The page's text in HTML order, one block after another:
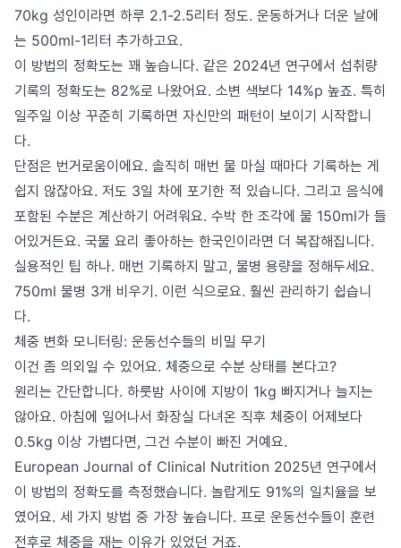
70kg 성인이라면 하루 2.1-2.5리터 정도. 운동하거나 더운 날에
는 500ml-1리터 추가하고요.
이 방법의 정확도는 꽤 높습니다. 같은 2024년 연구에서 섭취량
기록의 정확도는 82%로 나왔어요. 소변 색보다 14%p 높죠. 특히
일주일 이상 꾸준히 기록하면 자신만의 패턴이 보이기 시작합니
다.
단점은 번거로움이에요. 솔직히 매번 물 마실 때마다 기록하는 게
쉽지 않잖아요. 저도 3일 차에 포기한 적 있습니다. 그리고 음식에
포함된 수분은 계산하기 어려워요. 수박 한 조각에 물 150ml가 들
어있거든요. 국물 요리 좋아하는 한국인이라면 더 복잡해집니다.
실용적인 팁 하나. 매번 기록하지 말고, 물병 용량을 정해두세요.
750ml 물병 3개 비우기. 이런 식으로요. 훨씬 관리하기 쉽습니
다.
체중 변화 모니터링: 운동선수들의 비밀 무기
이건 좀 의외일 수 있어요. 체중으로 수분 상태를 본다고?
원리는 간단합니다. 하룻밤 사이에 지방이 1kg 빠지거나 늘지는
않아요. 아침에 일어나서 화장실 다녀온 직후 체중이 어제보다
0.5kg 이상 가볍다면, 그건 수분이 빠진 거예요.
European Journal of Clinical Nutrition 2025년 연구에서
이 방법의 정확도를 측정했습니다. 놀랍게도 91%의 일치율을 보
였어요. 세 가지 방법 중 가장 높습니다. 프로 운동선수들이 훈련
전후로 체중을 재는 이유가 있었던 거죠.